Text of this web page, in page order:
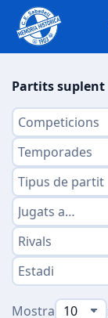
Partits suplent
Mostra